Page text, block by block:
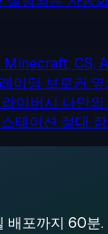
Minecraft, CS,
이딩 브로커
이버시 나만
테이션 절대
배포까지 60분.